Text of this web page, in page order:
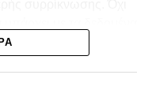
ίδιας της